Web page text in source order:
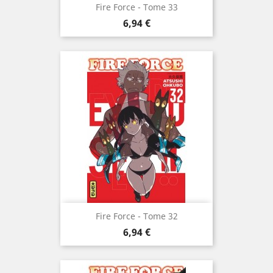
Fire Force - Tome 33
Prix
6,94 €
Fire Force - Tome 32
Prix
6,94 €